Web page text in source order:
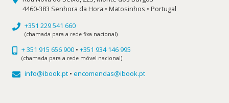
4460-383 Senhora da Hora • Matosinhos • Portugal
+351 229 541 660
(chamada para a rede fixa nacional)
+ 351 915 656 900 • +351 934 146 995
(chamada para a rede móvel nacional)
info@ibook.pt • encomendas@ibook.pt